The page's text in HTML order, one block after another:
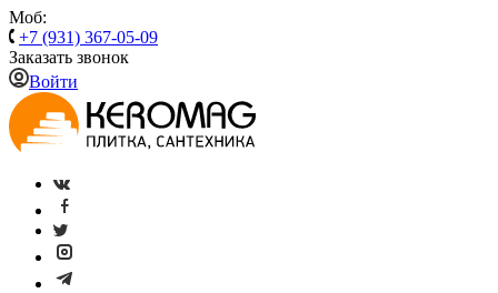
Моб:
+7 (931) 367-05-09
Заказать звонок
Войти